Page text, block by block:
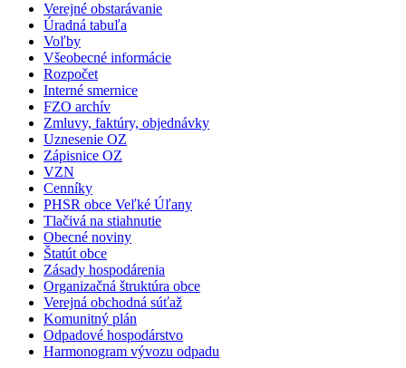
Verejné obstarávanie
Úradná tabuľa
Voľby
Všeobecné informácie
Rozpočet
Interné smernice
FZO archív
Zmluvy, faktúry, objednávky
Uznesenie OZ
Zápisnice OZ
VZN
Cenníky
PHSR obce Veľké Úľany
Tlačivá na stiahnutie
Obecné noviny
Štatút obce
Zásady hospodárenia
Organizačná štruktúra obce
Verejná obchodná súťaž
Komunitný plán
Odpadové hospodárstvo
Harmonogram vývozu odpadu